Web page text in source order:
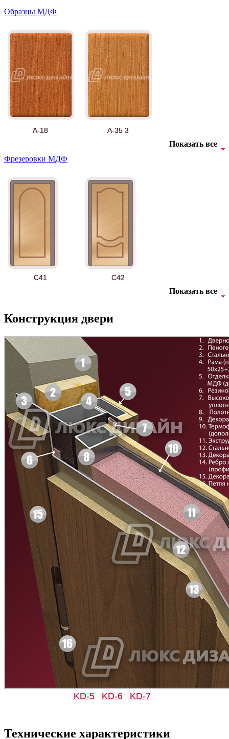
Образцы МДФ
А-18 А-35 3
Б-35 3
БНТ БУК БАВАРИЯ
Д-11 Н Д-11 С
Д-11 СС
Показать все
Фрезеровки МДФ
C41 C42
C43 C44
C45 C46
C47
Показать все
Конструкция двери
KD-5 KD-6 KD-7
Технические характеристики